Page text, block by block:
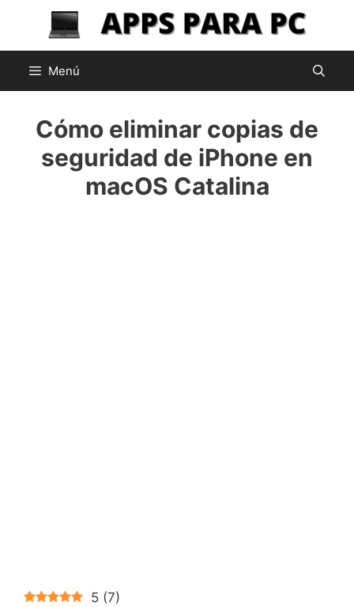
contenido
Menú
Cómo eliminar copias de
seguridad de iPhone en
macOS Catalina
5 (7)